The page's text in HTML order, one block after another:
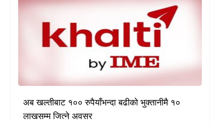
अब खल्तीबाट १०० रुपैयाँभन्दा बढीको भुक्तानीमै १०
लाखसम्म जित्ने अवसर